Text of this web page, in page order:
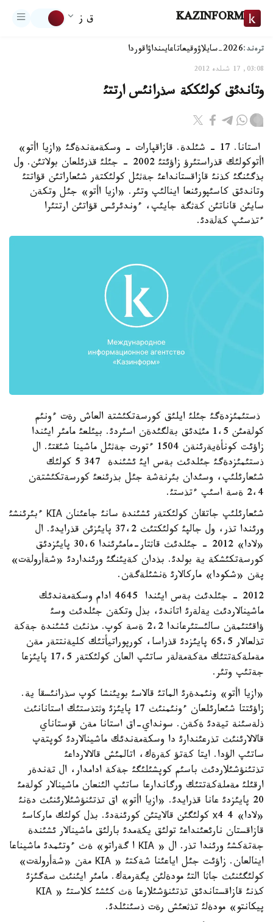
KAZINFORM ق ز
ترەند:2026-سايلاۋ وقيعاتاعايىنداۋاقوردا
03:08, 17 شىلدە 2012
وتاندئق كولئككة سذرانئس ارتتئ
استانا. 17 - شئلدة. قازاقپارات - وسكةمةندةگئ «ازيا اأتو»
اأتوكولئك قذراستئرؤ زاؤئتئ 2002 - جئلئ قذرئلعان بولاتئن. ول
بذگئنگئ كذنئ قازاقستانداعئ جةثئل كولئكتةر شئعاراتئن قؤاتتئ
وتاندئق كاسئپورئنعا اينالئپ وتئر. «ازيا اأتو» جئل وتكةن
سايئن قاناتئن كةثگة جايئپ، ءوندئرئس قؤاتئن ارتتئرا
ءتذسئپ كةلةدئ.
ذستئمئزدةگئ جئلئ ايلئق كورسةتكئشتة العاش رةت ءونئم
كولةمئن 1،5 مئثدئق بةلگئدةن اسئردئ. بيئلعئ مامئر ايئندا
زاؤئت كونأةيةرئنةن 1504 ءتورت جةثئل ماشينا شئقتئ. ال
ذستئمئزدةگئ جئلدئث بةس ايئ ئشئندة 347 5 كولئك
شئعارئلئپ، وسئدان بئرنةشة جئل بذرئنعئ كورسةتكئشتةن
2،4 ةسة اسئپ ءتذستئ.
شئعارئلئپ جاتقان كولئكتةر ئشئندة سانئ جاعئنان КІА ءبئرئنشئ
ورئندا تذر، ول جالپئ كولئكتئث 37،2 پايئزئن قذرايدئ. ال
«لادا» 2012 - جئلدئث قاثتار-مامئرئندا 30،6 پايئزدئق
كورسةتكئشكة ية بولدئ. بذدان كةيئنگئ ورئنداردئ «شةأرولةت»
پةن «شكودا» ماركالارئ ةنشئلةگةن.
2012 - جئلدئث بةس ايئندا 4645 ادام وسكةمةندئك
ماشينالاردئث يةلةرئ اتاندئ، بذل وتكةن جئلدئث وسئ
ؤاقئتئمةن سالئستئرعاندا 2،2 ةسة كوپ. مذنئث ئشئندة جةكة
تذلعالار 65،5 پايئزدئ قذراسا، كورپوراتيأتئك كليةنتتةر مةن
مةملةكةتتئك مةكةمةلةر ساتئپ العان كولئكتةر 17،5 پايئزعا
جةتئپ وتئر.
«ازيا اأتو» ونئمدةرئ الماتئ قالاسئ بويئنشا كوپ سذرانئسقا ية.
زاؤئتتا شئعارئلعان ءونئمنئث 17 پايئزئ وثتذستئك استانانئث
ذلةسئنة تيةدئ ةكةن. سونداي-اق استانا مةن قوستاناي
قالالارئنئث تذرعئندارئ دا وسكةمةندئك ماشينالاردئ كوپتةپ
ساتئپ الؤدا. ايتا كةتؤ كةرةك، اتالمئش قالالارداعئ
تذتئنؤشئلاردئث باسئم كوپشئلئگئ جةكة ادامدار، ال تةندةر
ارقئلئ مةملةكةتتئك ورگاندارعا ساتئپ الئنعان ماشينالار كولةمئ
20 پايئزدئ عانا قذرايدئ. «ازيا اأتو» اق تذتئنؤشئلارئنئث دةنئ
«لادا» 4 х4 كولئگئن قالايتئن كورئنةدئ. بذل كولئك ماركاسئ
قازاقستان نارئعئنداعئ تولئق يكةمدئ بارلئق ماشينالار ئشئندة
جةتةكشئ ورئندا تذر. ال « КІА ا گةراتو» ةث ءوتئمدئ ماشيناعا
اينالعان. زاؤئت جئل اياعئنا شةكتئ « КІА مةن «شةأرولةت»
كولئگئنئث جاثا التئ مودةلئن يگةرمةك. مامئر ايئنئث سةگئزئ
كذنئ قازاقستاندئق تذتئنؤشئلارعا ةث كئشئ كلاستئ « КІА
پيكانتو» مودةلئ تذثعئش رةت ذسئنئلدئ.